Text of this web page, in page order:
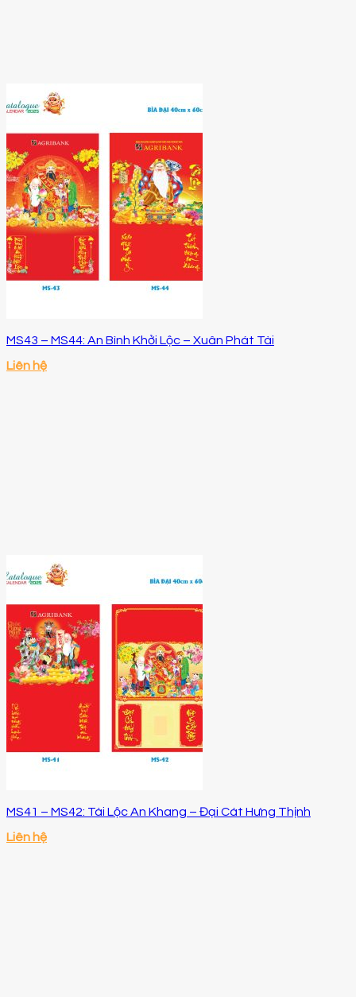
MS43 – MS44: An Bình Khởi Lộc – Xuân Phát Tài
Liên hệ
MS41 – MS42: Tài Lộc An Khang – Đại Cát Hưng Thịnh
Liên hệ